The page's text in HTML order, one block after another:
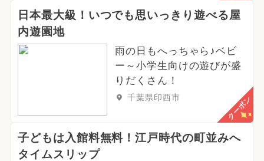
日本最大級！いつでも思いっきり遊べる屋
内遊園地
雨の日もへっちゃら♪ベビ
ー～小学生向けの遊びが盛
りだくさん！
千葉県印西市 クーポン
子どもは入館料無料！江戸時代の町並みへ
タイムスリップ